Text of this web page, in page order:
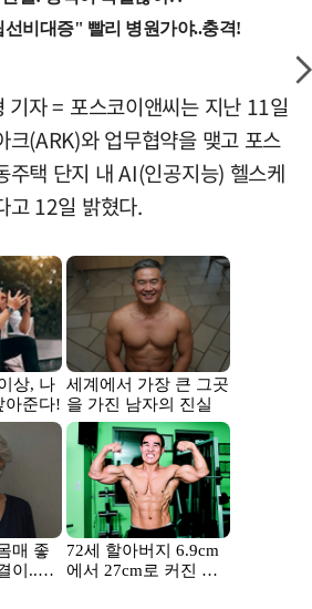
기자 = 포스코이앤씨는 지난 11일
크(ARK)와 업무협약을 맺고 포스
주택 단지 내 AI(인공지능) 헬스케
고 12일 밝혔다.